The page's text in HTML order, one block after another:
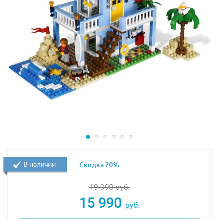
В наборе присутствуют 2 минифигурки с аксессуарами:
мама и мальчик.
При желании из деталей набора можно построить
альтернативные модели – почту и газетный киоск.
19 990руб.
15 990 руб.
В наличии Скидка 20%